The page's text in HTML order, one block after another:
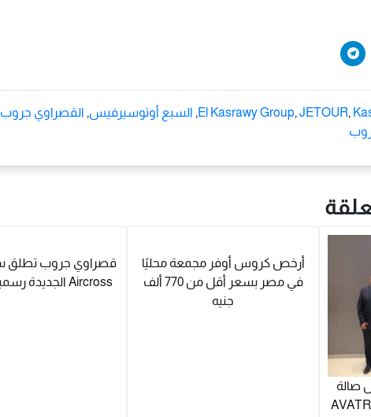
El Kasrawy Group, JETOUR,
, السبع أوتوسيرفيس, القصراوي جروب
صالة
عرض متخصصة لسيارات AVATR
أرخص كروس أوفر مجمعة محليًا
في مصر بسعر أقل من 770 ألف
جنيه
Aircross الجديدة رسمياً في مصر